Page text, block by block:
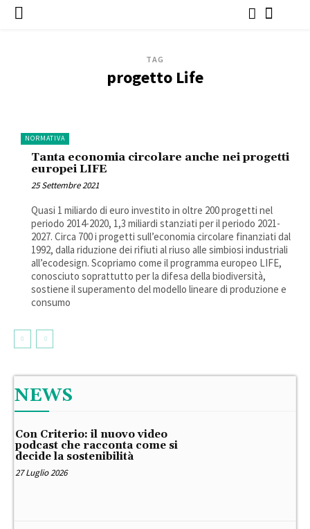
TAG
progetto Life
NORMATIVA
Tanta economia circolare anche nei progetti
europei LIFE
25 Settembre 2021
Quasi 1 miliardo di euro investito in oltre 200 progetti nel
periodo 2014-2020, 1,3 miliardi stanziati per il periodo 2021-
2027. Circa 700 i progetti sull’economia circolare finanziati dal
1992, dalla riduzione dei rifiuti al riuso alle simbiosi industriali
all’ecodesign. Scopriamo come il programma europeo LIFE,
conosciuto soprattutto per la difesa della biodiversità,
sostiene il superamento del modello lineare di produzione e
consumo
NEWS
Con Criterio: il nuovo video
podcast che racconta come si
decide la sostenibilità
27 Luglio 2026